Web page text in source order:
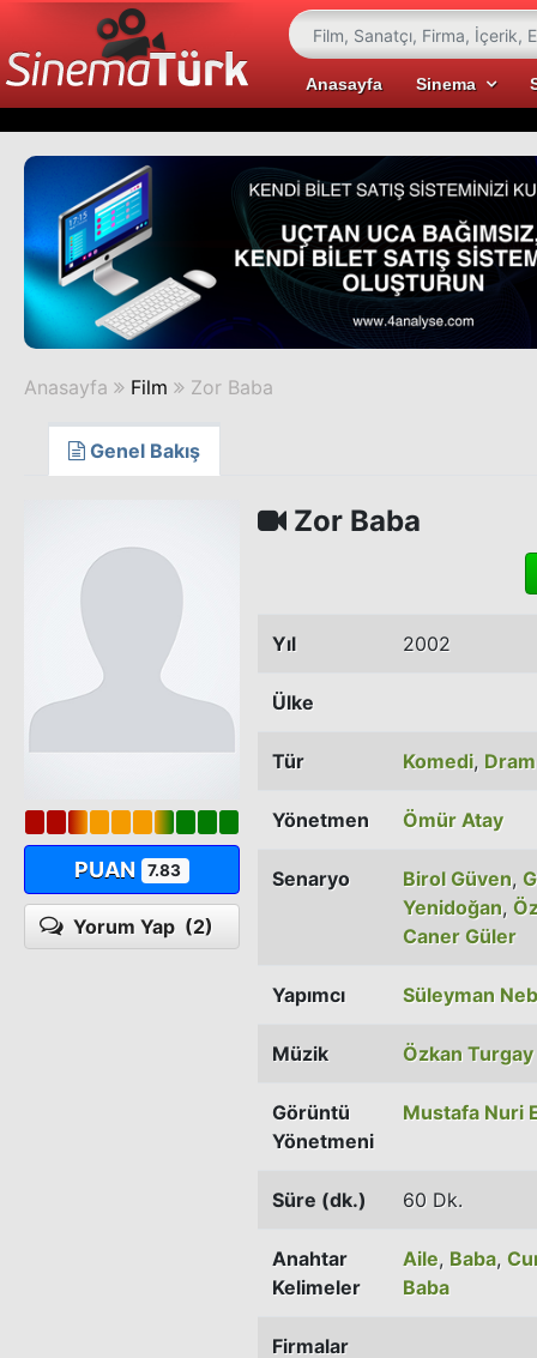
Anasayfa Sinema
Anasayfa Film Zor Baba
Genel Bakış
PUAN 7.83
Yorum Yap (2)
Zor Baba
Yıl 2002
Ülke
Tür Komedi, Dram
Yönetmen Ömür Atay
Senaryo Birol Güven,
Yenidoğan,
Caner Güler
Yapımcı Süleyman
Müzik Özkan Turgay
Görüntü
Yönetmeni
Mustafa Nuri
Süre (dk.) 60 Dk.
Anahtar
Kelimeler
Aile, Baba,
Baba
Firmalar